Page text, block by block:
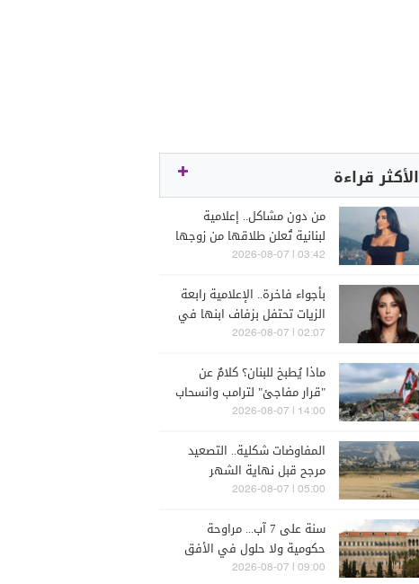
الأكثر قراءة
من دون مشاكل.. إعلامية
لبنانية تُعلن طلاقها من زوجها
رجل الأعمال
03:42 | 2026-08-07
بأجواء فاخرة.. الإعلامية رابعة
الزيات تحتفل بزفاف ابنها في
البترون (فيديو)
02:07 | 2026-08-07
ماذا يُطبخ للبنان؟ كلامٌ عن
"قرار مفاجئ" لترامب وانسحاب
إسرائيل
14:00 | 2026-08-07
المفاوضات شكلية.. التصعيد
مرجح قبل نهاية الشهر
05:00 | 2026-08-07
سنة على 7 آب... مراوحة
حكومية ولا حلول في الأفق
المنظور
09:00 | 2026-08-07